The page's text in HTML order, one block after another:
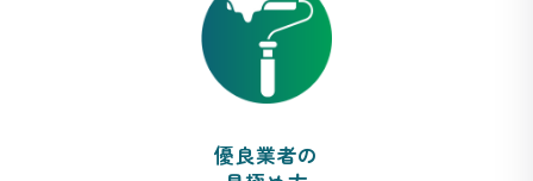
優良業者の